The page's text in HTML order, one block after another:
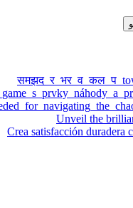
Unveil the
Crea satisfacción duradera